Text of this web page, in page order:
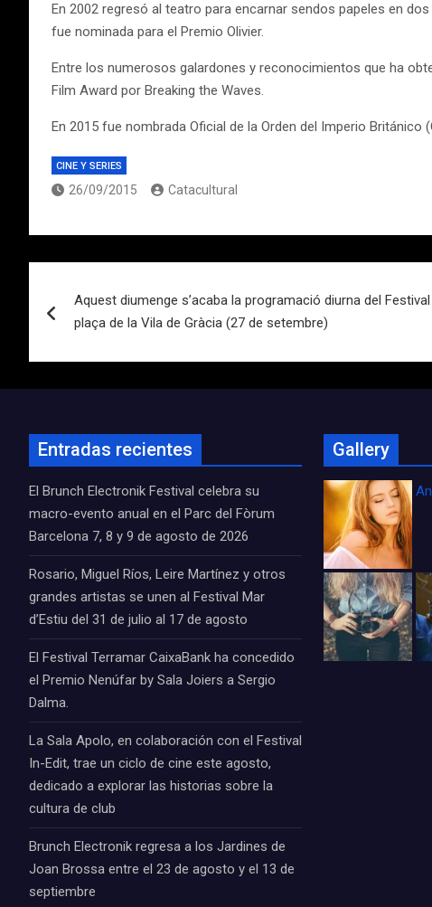
En 2002 regresó al teatro para encarnar sendos papeles en
fue nominada para el Premio Olivier.
Entre los numerosos galardones y reconocimientos que ha
Film Award por Breaking the Waves.
En 2015 fue nombrada Oficial de la Orden del Imperio
CINE Y SERIES
26/09/2015 Catacultural
de
entradas
Aquest diumenge s’acaba la programació diurna del
plaça de la Vila de Gràcia (27 de setembre)
Entradas recientes
El Brunch Electronik Festival celebra su
macro-evento anual en el Parc del Fòrum
Barcelona 7, 8 y 9 de agosto de 2026
Rosario, Miguel Ríos, Leire Martínez y otros
grandes artistas se unen al Festival Mar
d’Estiu del 31 de julio al 17 de agosto
El Festival Terramar CaixaBank ha concedido
el Premio Nenúfar by Sala Joiers a Sergio
Dalma.
La Sala Apolo, en colaboración con el Festival
In-Edit, trae un ciclo de cine este agosto,
dedicado a explorar las historias sobre la
cultura de club
Brunch Electronik regresa a los Jardines de
Joan Brossa entre el 23 de agosto y el 13 de
septiembre
Gallery